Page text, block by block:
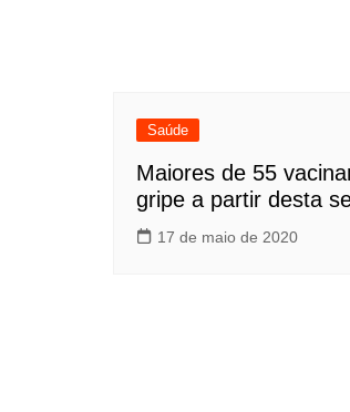
Saúde
Maiores de 55
gripe a partir desta
17 de maio de 2020